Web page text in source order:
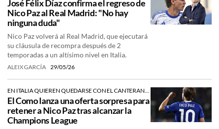
José Félix Díaz confirma el regreso de
Nico Paz al Real Madrid: "No hay
ninguna duda"
Nico Paz volverá al Real Madrid, que ejecutará
su cláusula de recompra después de 2
temporadas a un altísimo nivel en Italia.
ALEIX GARCÍA 29/05/26
EN ITALIA QUIEREN QUEDARSE CON EL CANTERANO DEL REAL MADRID
El Como lanza una oferta sorpresa para
retener a Nico Paz tras alcanzar la
Champions League